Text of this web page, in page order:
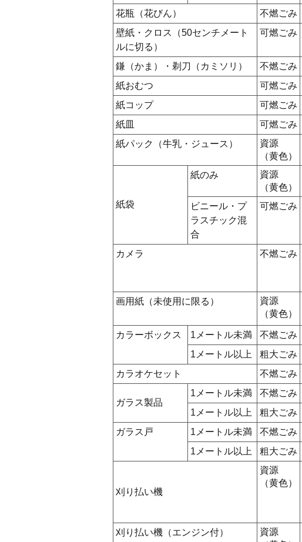
花瓶（花びん）
不燃ごみ
壁紙・クロス（50センチメート
ルに切る）
可燃ごみ
鎌（かま）・剃刀（カミソリ） 不燃ごみ
紙おむつ
可燃ごみ
紙コップ
可燃ごみ
紙皿
可燃ごみ
紙パック（牛乳・ジュース）
資源
（黄色）
紙袋
紙のみ
資源
（黄色）
ビニール・プ
ラスチック混
合
可燃ごみ
カメラ 不燃ごみ
画用紙（未使用に限る）
資源
（黄色）
カラーボックス
1メートル未満
不燃ごみ
1メートル以上
粗大ごみ
カラオケセット
不燃ごみ
ガラス製品
1メートル未満
不燃ごみ
1メートル以上
粗大ごみ
ガラス戸
1メートル未満
不燃ごみ
1メートル以上
粗大ごみ
刈り払い機
資源
（黄色）
刈り払い機（エンジン付）
資源